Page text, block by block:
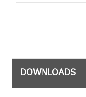
DOWNLOADS